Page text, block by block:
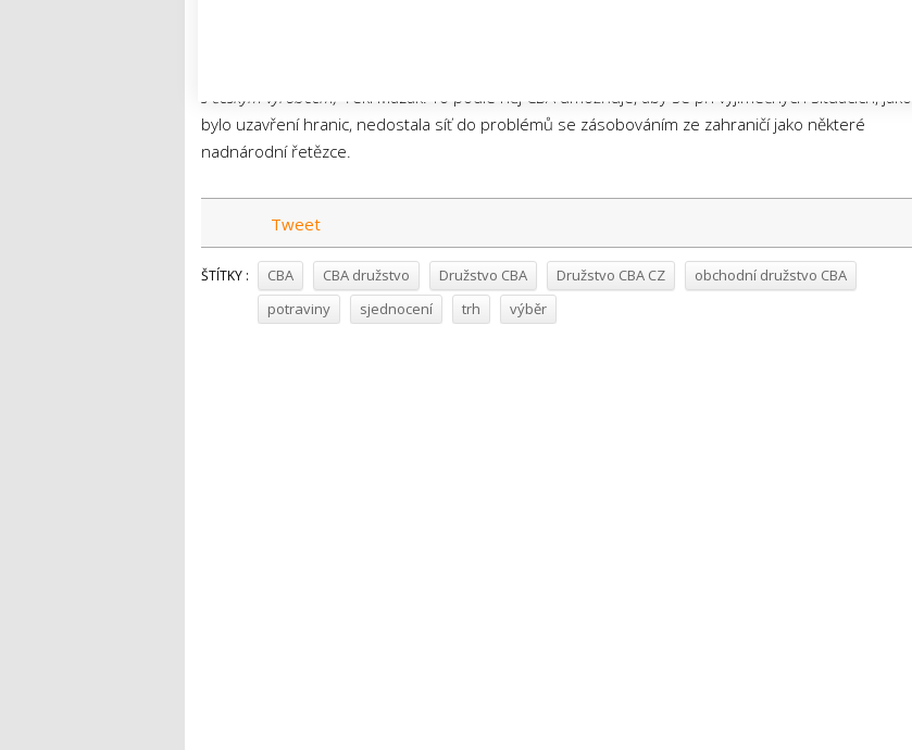
s českým výrobcem,“ řekl Mazák. To podle něj CBA umožňuje, aby se při výjimečných situacích, jako
bylo uzavření hranic, nedostala síť do problémů se zásobováním ze zahraničí jako některé
nadnárodní řetězce.
Tweet
ŠTÍTKY : CBA CBA družstvo Družstvo CBA Družstvo CBA CZ
obchodní družstvo CBA
potraviny
sjednocení trh výběr